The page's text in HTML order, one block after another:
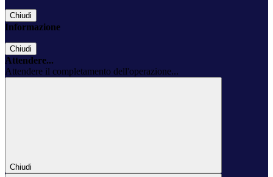
Chiudi
Informazione
Chiudi
Attendere...
Attendere il completamento dell'operazione...
Chiudi